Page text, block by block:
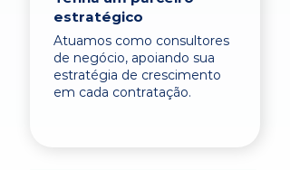
estratégico
Atuamos como consultores
de negócio, apoiando sua
estratégia de crescimento
em cada contratação.